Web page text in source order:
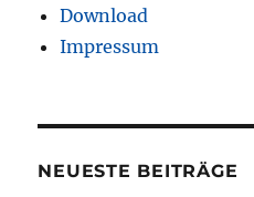
Download
Impressum
NEUESTE BEITRÄGE